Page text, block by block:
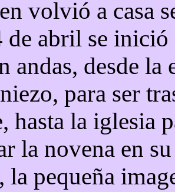
volvió a casa
de abril se
andas, desde la
para ser
hasta la iglesia
la novena en
la pequeña